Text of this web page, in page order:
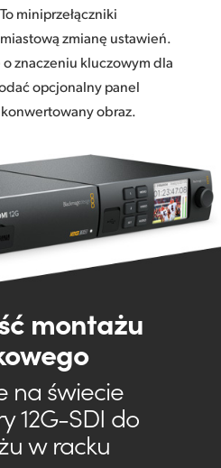
miniprzełączniki
zmianę ustawień.
znaczeniu kluczowym dla
opcjonalny panel
obraz.
montażu
na świecie
12G-SDI do
w racku